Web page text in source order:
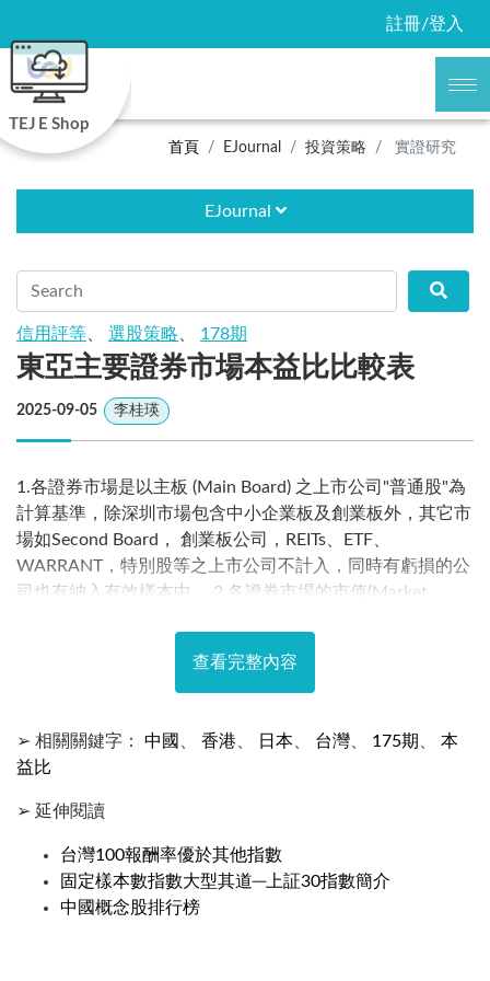
註冊/登入
TEJ E Shop
首頁
EJournal 投資策略 實證研究
EJournal
信用評等 選股策略 178期
東亞主要證券市場本益比比較表
2025-09-05 李桂瑛
1.各證券市場是以主板 (Main Board) 之上市公司"普通股"為
計算基準，除深圳市場包含中小企業板及創業板外，其它市
場如Second Board， 創業板公司，REITs、ETF、
WARRANT，特別股等之上市公司不計入，同時有虧損的公
司也有納入有效樣本中。 2.各證券市場的市值(Market
算；幣別是以該市場之主要交易幣別來表達.，單位是億
元。如上海，深圳市場的幣別是人民幣(RMB)，香港市場是
本益比之計算公式為：有效
查看完整內容
➢ 相關關鍵字： 中國 香港 日本 台灣 175期
本
益比
➢ 延伸閱讀
台灣100報酬率優於其他指數
固定樣本數指數大型其道─上証30指數簡介
中國概念股排行榜